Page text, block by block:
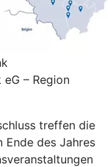
– Region
treffen die
Ende des Jahres